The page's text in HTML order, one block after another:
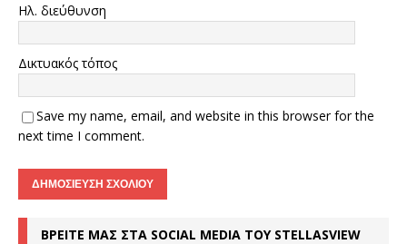
Ηλ. διεύθυνση
Δικτυακός τόπος
Save my name, email, and website in this browser for the
next time I comment.
ΒΡΕΙΤΕ ΜΑΣ ΣΤΑ SOCIAL MEDIA ΤΟΥ STELLASVIEW